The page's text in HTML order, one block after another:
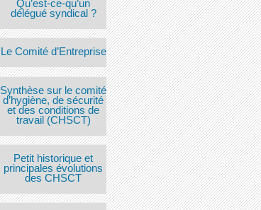
Qu’est-ce-qu’un
délégué syndical ?
Le Comité d’Entreprise
Synthèse sur le comité
d’hygiène, de sécurité
et des conditions de
travail (CHSCT)
Petit historique et
principales évolutions
des CHSCT